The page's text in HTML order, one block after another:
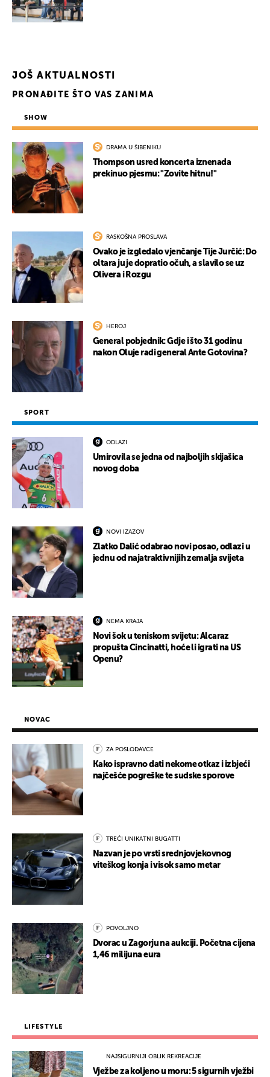
JOŠ AKTUALNOSTI
PRONAĐITE ŠTO VAS ZANIMA
SHOW
DRAMA U ŠIBENIKU
Thompson usred koncerta iznenada
prekinuo pjesmu: "Zovite hitnu!"
RASKOŠNA PROSLAVA
Ovako je izgledalo vjenčanje Tije Jurčić: Do
oltara ju je dopratio očuh, a slavilo se uz
Olivera i Rozgu
HEROJ
General pobjednik: Gdje i što 31 godinu
nakon Oluje radi general Ante Gotovina?
SPORT
ODLAZI
Umirovila se jedna od najboljih skijašica
novog doba
NOVI IZAZOV
Zlatko Dalić odabrao novi posao, odlazi u
jednu od najatraktivnijih zemalja svijeta
NEMA KRAJA
Novi šok u teniskom svijetu: Alcaraz
propušta Cincinatti, hoće li igrati na US
Openu?
NOVAC
ZA POSLODAVCE
Kako ispravno dati nekome otkaz i izbjeći
najčešće pogreške te sudske sporove
TREĆI UNIKATNI BUGATTI
Nazvan je po vrsti srednjovjekovnog
viteškog konja i visok samo metar
POVOLJNO
Dvorac u Zagorju na aukciji. Početna cijena
1,46 milijuna eura
LIFESTYLE
NAJSIGURNIJI OBLIK REKREACIJE
Vježbe za koljeno u moru: 5 sigurnih vježbi
UKLJUČITE NOTIFIKACIJE